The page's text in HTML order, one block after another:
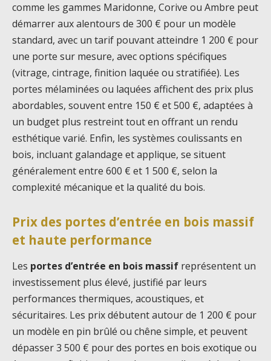
comme les gammes Maridonne, Corive ou Ambre peut
démarrer aux alentours de 300 € pour un modèle
standard, avec un tarif pouvant atteindre 1 200 € pour
une porte sur mesure, avec options spécifiques
(vitrage, cintrage, finition laquée ou stratifiée). Les
portes mélaminées ou laquées affichent des prix plus
abordables, souvent entre 150 € et 500 €, adaptées à
un budget plus restreint tout en offrant un rendu
esthétique varié. Enfin, les systèmes coulissants en
bois, incluant galandage et applique, se situent
généralement entre 600 € et 1 500 €, selon la
complexité mécanique et la qualité du bois.
Prix des portes d’entrée en bois massif
et haute performance
Les portes d’entrée en bois massif représentent un
investissement plus élevé, justifié par leurs
performances thermiques, acoustiques, et
sécuritaires. Les prix débutent autour de 1 200 € pour
un modèle en pin brûlé ou chêne simple, et peuvent
dépasser 3 500 € pour des portes en bois exotique ou